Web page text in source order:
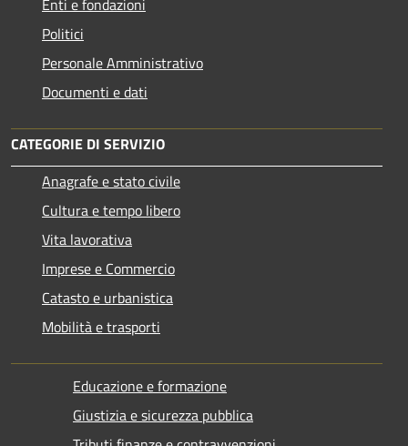
Enti e fondazioni
Politici
Personale Amministrativo
Documenti e dati
CATEGORIE DI SERVIZIO
Anagrafe e stato civile
Cultura e tempo libero
Vita lavorativa
Imprese e Commercio
Catasto e urbanistica
Mobilità e trasporti
Educazione e formazione
Giustizia e sicurezza pubblica